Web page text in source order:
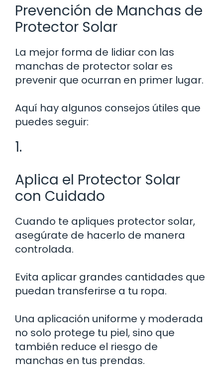
Prevención de Manchas de
Protector Solar
La mejor forma de lidiar con las
manchas de protector solar es
prevenir que ocurran en primer lugar.
Aquí hay algunos consejos útiles que
puedes seguir:
1.
Aplica el Protector Solar
con Cuidado
Cuando te apliques protector solar,
asegúrate de hacerlo de manera
controlada.
Evita aplicar grandes cantidades que
puedan transferirse a tu ropa.
Una aplicación uniforme y moderada
no solo protege tu piel, sino que
también reduce el riesgo de
manchas en tus prendas.